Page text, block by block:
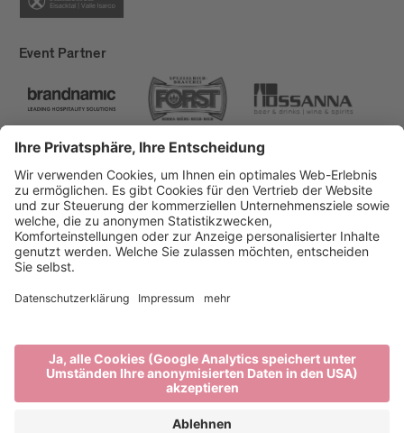
Event Partner
Brixen Tourismus
Privacy
Impressum
Förderungen
produced by